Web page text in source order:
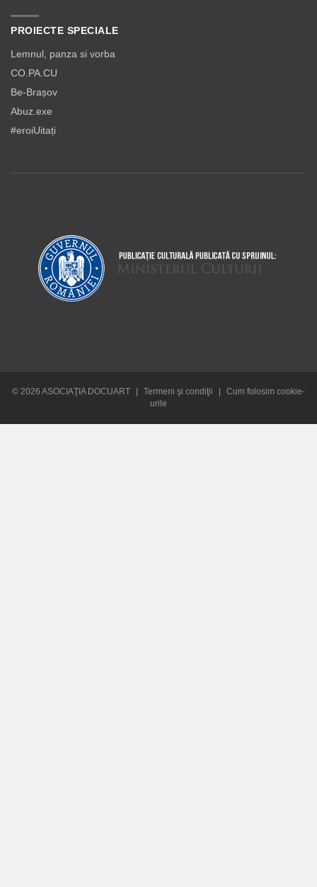
PROIECTE SPECIALE
Lemnul, panza si vorba
CO.PA.CU
Be-Brașov
Abuz.exe
#eroiUitați
© 2026 ASOCIAŢIA DOCUART Termeni şi condiţii
Cum folosim cookie-
urile